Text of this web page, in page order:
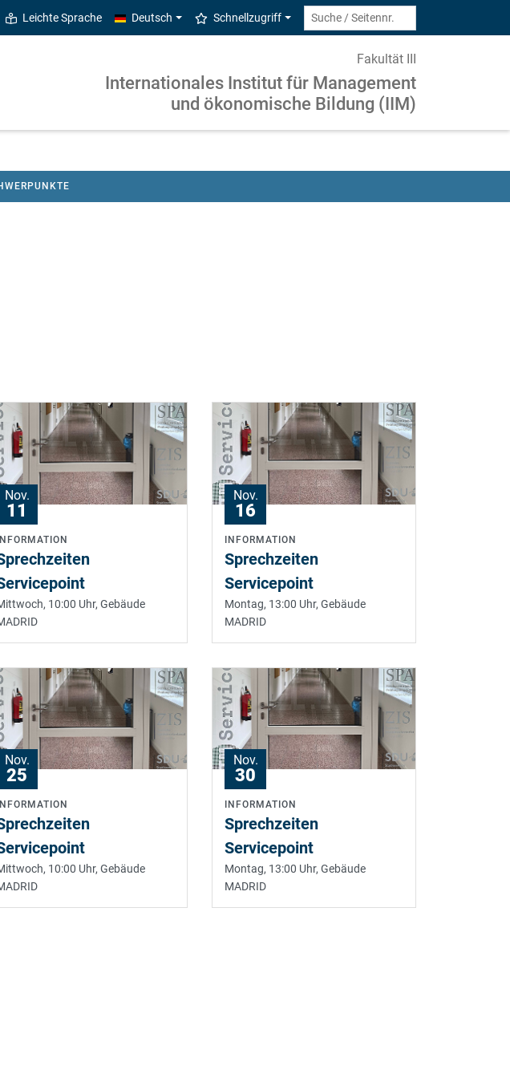
Leichte Sprache Deutsch Schnellzugriff
Fakultät III
Internationales Institut für Management
und ökonomische Bildung (IIM)
Nov.
11
10:00 Uhr, Gebäude
Nov.
16
INFORMATION
Sprechzeiten
Servicepoint
Montag, 13:00 Uhr, Gebäude
MADRID
Nov.
25
INFORMATION
10:00 Uhr, Gebäude
Nov.
30
INFORMATION
Sprechzeiten
Servicepoint
Montag, 13:00 Uhr, Gebäude
MADRID